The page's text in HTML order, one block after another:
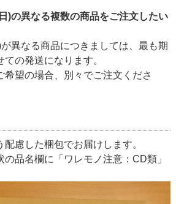
)の異なる複数の商品をご注文したい
異なる商品につきましては、最も期
の発送になります。
希望の場合、別々でご注文くださ
慮した梱包でお届けします。
品名欄に「ワレモノ注意：CD類」